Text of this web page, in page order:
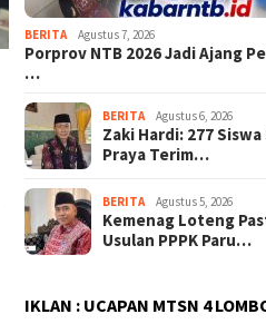
BERITA Agustus 7, 2026
Porprov NTB 2026 Jadi Ajang
…
BERITA Agustus 6, 2026
Zaki Hardi: 277 Siswa
Praya Terim…
BERITA Agustus 5, 2026
Kemenag Loteng
Usulan PPPK Paru…
IKLAN : UCAPAN MTSN 4